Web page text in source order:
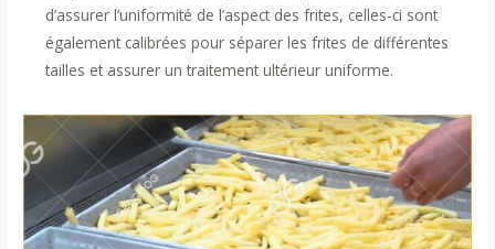
d’assurer l’uniformité de l’aspect des frites, celles-ci sont
également calibrées pour séparer les frites de différentes
tailles et assurer un traitement ultérieur uniforme.